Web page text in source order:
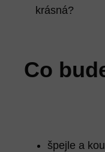
krásná?
Co
špejle a